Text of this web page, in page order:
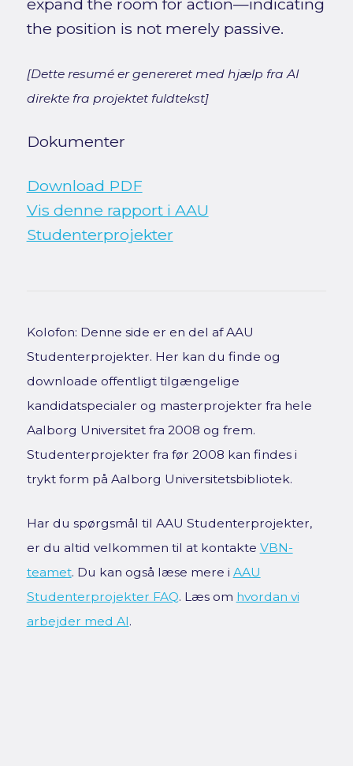
expand the room for action—indicating
the position is not merely passive.
[Dette resumé er genereret med hjælp fra AI
direkte fra projektet fuldtekst]
Dokumenter
Download PDF
Vis denne rapport i AAU
Studenterprojekter
Kolofon: Denne side er en del af AAU
Studenterprojekter. Her kan du finde og
downloade offentligt tilgængelige
kandidatspecialer og masterprojekter fra hele
Aalborg Universitet fra 2008 og frem.
Studenterprojekter fra før 2008 kan findes i
trykt form på Aalborg Universitetsbibliotek.
Har du spørgsmål til AAU Studenterprojekter,
er du altid velkommen til at kontakte VBN-
teamet. Du kan også læse mere i AAU
Studenterprojekter FAQ. Læs om hvordan vi
arbejder med AI.